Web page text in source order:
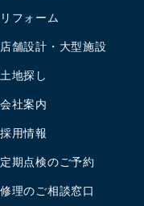
リフォーム
店舗設計・大型施設
土地探し
会社案内
採用情報
定期点検のご予約
修理のご相談窓口